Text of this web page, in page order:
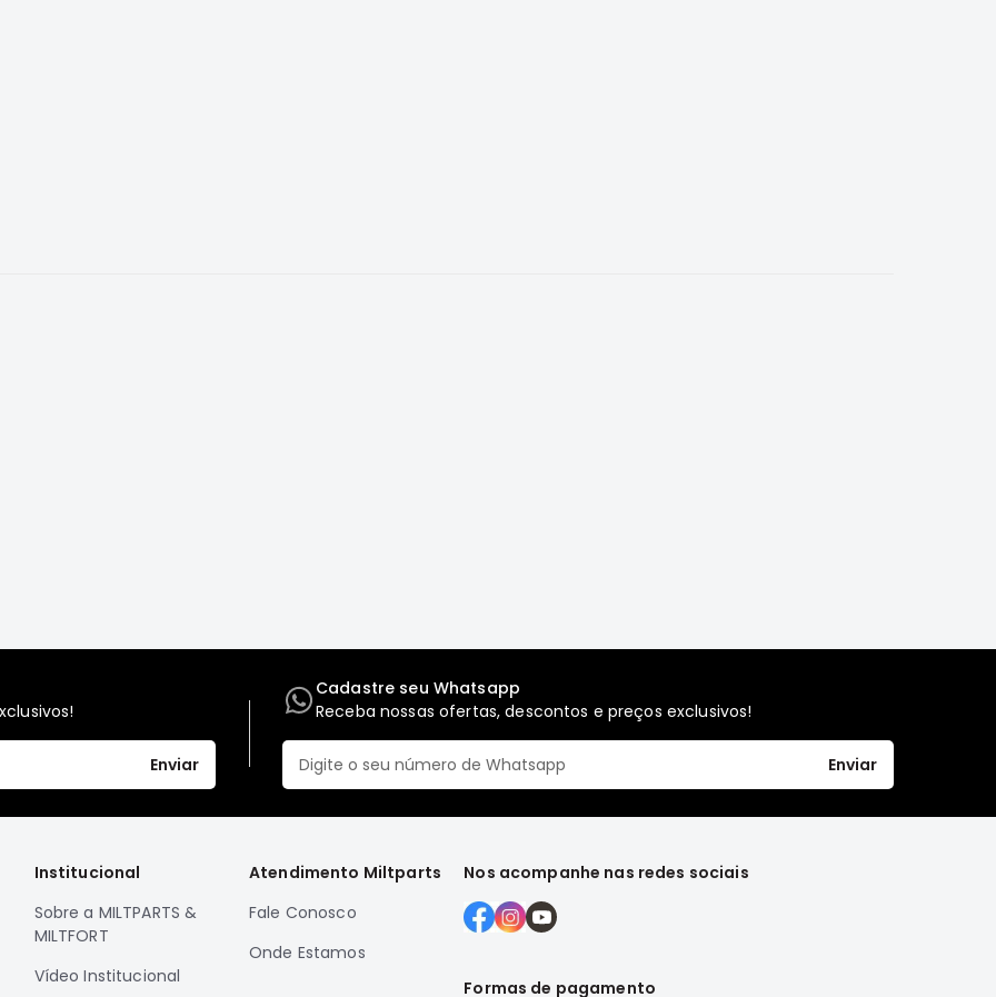
Enviar
Cadastre seu Whatsapp
Receba nossas ofertas, descontos e preços exclusivos!
Enviar
Institucional
Sobre a MILTPARTS &
MILTFORT
Vídeo Institucional
Atendimento Miltparts
Fale Conosco
Onde Estamos
Nos acompanhe nas redes sociais
Formas de pagamento